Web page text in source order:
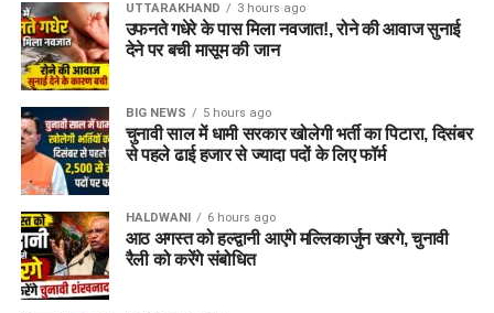
UTTARAKHAND 3 hours ago
उफनते गधेरे के पास मिला नवजात!, रोने की आवाज सुनाई
देने पर बची मासूम की जान
BIG NEWS 5 hours ago
चुनावी साल में धामी सरकार खोलेगी भर्ती का पिटारा, दिसंबर
से पहले ढाई हजार से ज्यादा पदों के लिए फॉर्म
HALDWANI 6 hours ago
आठ अगस्त को हल्द्वानी आएंगे मल्लिकार्जुन खरगे, चुनावी
रैली को करेंगे संबोधित